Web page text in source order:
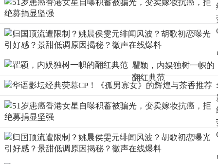
她买的挂坠老花镜才二十多块钱，结果因为根本「没老到这
papi酱看了眼说特别像以前贵太太用的，瞿颖一撇嘴：「是
便宜太太。」
想在节目中给大家展示一下，结果一掰开竟然断了，戏剧效
她还有自己的一套「抠门」护肤术，给大家安利贴在额头上
瞿颖，内娱独树一帜的
翻红典范